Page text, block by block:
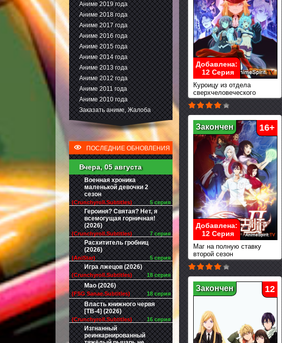
Аниме 2019 года
Аниме 2018 года
Аниме 2017 года
Аниме 2016 года
Аниме 2015 года
Аниме 2014 года
Аниме 2013 года
Аниме 2012 года
Аниме 2011 года
Аниме 2010 года
Заказать аниме, Жалоба
ПОСЛЕДНИЕ ОБНОВЛЕНИЯ
Вчера, 05 августа
Военная хроника
маленькой девочки 2
сезон
(Crunchyroll.Subtitles) 5 серия
Героиня? Святая? Нет, я
всемогущая горничная!
(2026)
(Crunchyroll.Subtitles) 7 серия
Расхититель гробниц
(2026)
(AniStar) 5 серия
Игра лжецов (2026)
(Crunchyroll.Subtitles) 18 серия
Мао (2026)
(FSG Sanae.Subtitles) 18 серия
Власть книжного червя
[ТВ-4] (2026)
(Crunchyroll.Subtitles) 16 серия
Изгнанный
реинкарнированный
Куроицу из отдела
сверхчеловеческого
развития
Добавлена:
12 Серия
Маг на полную ставку
второй сезон
Закончен 16+
Добавлена:
12 Серия
Закончен 12